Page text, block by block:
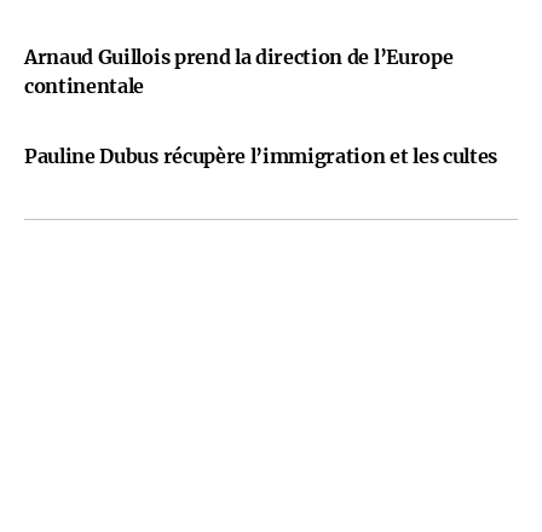
Arnaud Guillois prend la direction de l’Europe
continentale
Pauline Dubus récupère l’immigration et les cultes